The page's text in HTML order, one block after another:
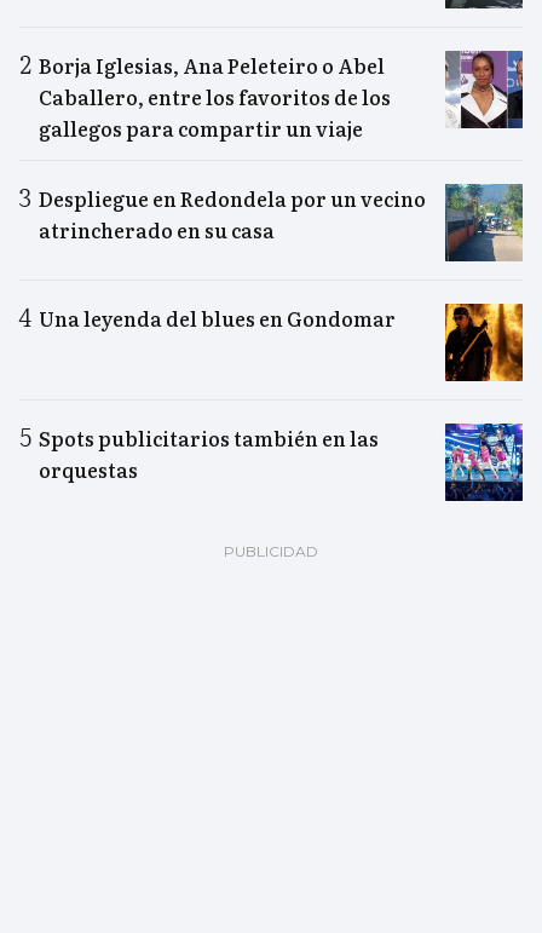
Borja Iglesias, Ana Peleteiro o Abel
Caballero, entre los favoritos de los
gallegos para compartir un viaje
Despliegue en Redondela por un vecino
atrincherado en su casa
Una leyenda del blues en Gondomar
Spots publicitarios también en las
orquestas